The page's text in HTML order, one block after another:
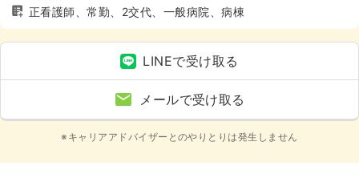
正看護師、常勤、2交代、一般病院、病棟
LINEで受け取る
メールで受け取る
※キャリアアドバイザーとのやりとりは発生しません